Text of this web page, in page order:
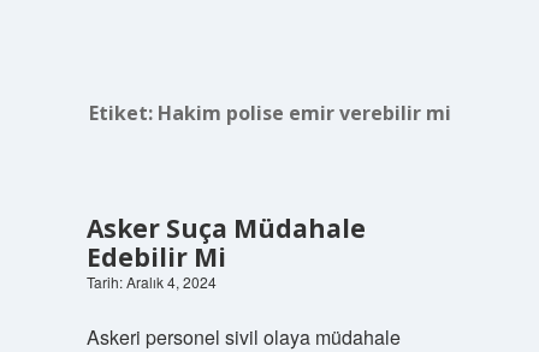
Etiket: Hakim polise emir verebilir mi
Asker Suça Müdahale
Edebilir Mi
Tarih: Aralık 4, 2024
Askeri personel sivil olaya müdahale